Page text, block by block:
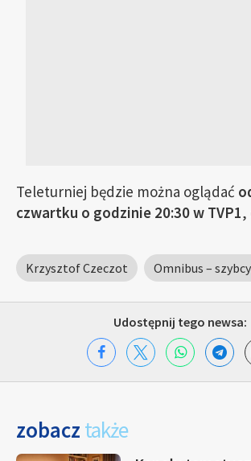
Teleturniej będzie można oglądać
czwartku o godzinie 20:30 w TVP1,
Krzysztof Czeczot Omnibus –
Udostępnij tego newsa:
zobacz także